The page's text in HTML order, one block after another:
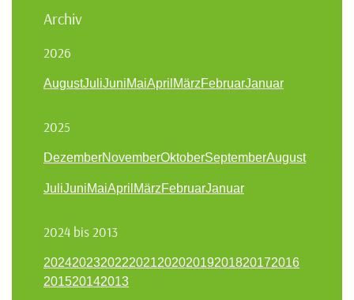
Archiv
2026
AugustJuliJuniMaiApril MärzFebruarJanuar
2025
DezemberNovemberOktoberSeptemberAugust
JuliJuniMaiApril MärzFebruarJanuar
2024 bis 2013
202420232022202120202019201820172016
201520142013